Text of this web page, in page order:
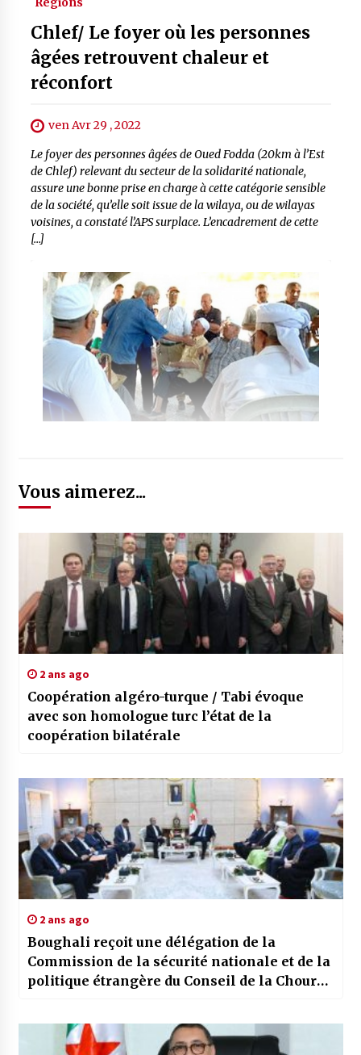
Chlef/ Le foyer où les personnes
âgées retrouvent chaleur et
réconfort
ven Avr 29 , 2022
Le foyer des personnes âgées de Oued Fodda (20km à l’Est
de Chlef) relevant du secteur de la solidarité nationale,
assure une bonne prise en charge à cette catégorie sensible
de la société, qu’elle soit issue de la wilaya, ou de wilayas
voisines, a constaté l’APS surplace. L’encadrement de cette
[…]
Vous aimerez...
2 ans ago
Coopération algéro-turque / Tabi évoque
avec son homologue turc l’état de la
coopération bilatérale
2 ans ago
Boughali reçoit une délégation de la
Commission de la sécurité nationale et de la
politique étrangère du Conseil de la Choura